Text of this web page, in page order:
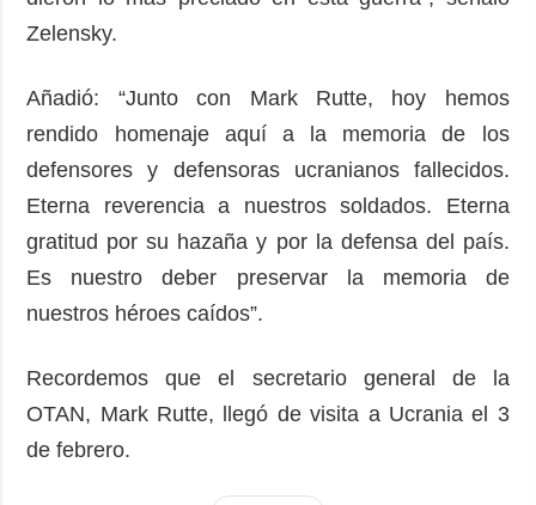
Zelensky.
Añadió: “Junto con Mark Rutte, hoy hemos
rendido homenaje aquí a la memoria de los
defensores y defensoras ucranianos fallecidos.
Eterna reverencia a nuestros soldados. Eterna
gratitud por su hazaña y por la defensa del país.
Es nuestro deber preservar la memoria de
nuestros héroes caídos”.
Recordemos que el secretario general de la
OTAN, Mark Rutte, llegó de visita a Ucrania el 3
de febrero.